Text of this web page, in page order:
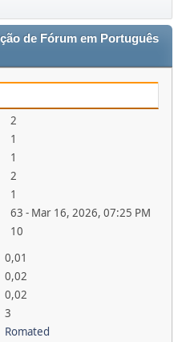
de Fórum em Português
2
1
1
2
1
63 - Mar 16, 2026, 07:25 PM
10
0,01
0,02
0,02
3
Romated